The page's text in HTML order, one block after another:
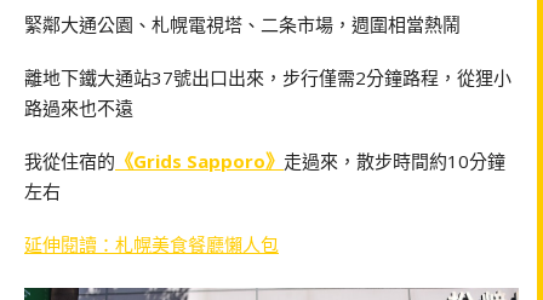
緊鄰大通公園、札幌電視塔、二条市場，週圍相當熱鬧
離地下鐵大通站37號出口出來，步行僅需2分鐘路程，從狸小
路過來也不遠
我從住宿的 《Grids Sapporo》 走過來，散步時間約10分鐘
左右
延伸閱讀：札幌美食餐廳懶人包